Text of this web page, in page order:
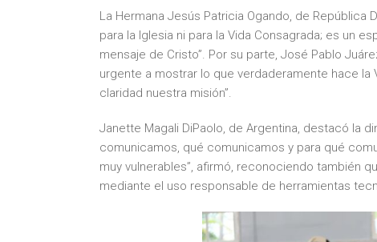
La Hermana Jesús Patricia Ogando, de República
para la Iglesia ni para la Vida Consagrada; es un
mensaje de Cristo”. Por su parte, José Pablo
urgente a mostrar lo que verdaderamente hace
claridad nuestra misión”.
Janette Magali DiPaolo, de Argentina, destacó la
comunicamos, qué comunicamos y para qué
muy vulnerables”, afirmó, reconociendo también
mediante el uso responsable de herramientas